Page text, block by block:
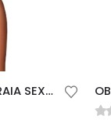
OBSESSIVE – LIVIDIA SET TRE PEZZI S/M